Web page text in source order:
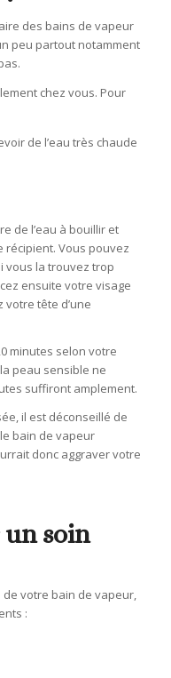
des bains de vapeur
peu partout notamment
chez vous. Pour
de l’eau très chaude
de l’eau à bouillir et
Vous pouvez
vous la trouvez trop
ensuite votre visage
tête d’une
minutes selon votre
peau sensible ne
suffiront amplement.
il est déconseillé de
bain de vapeur
donc aggraver votre
soin
votre bain de vapeur,
: